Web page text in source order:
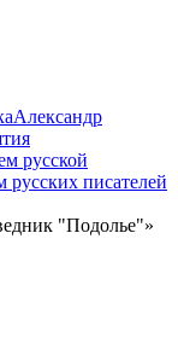
Александр
русской
русских писателей
"Подолье"»